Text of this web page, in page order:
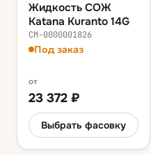
Жидкость СОЖ
Katana Kuranto 14G
СМ-0000001826
Под заказ
от
23 372 ₽
Выбрать фасовку